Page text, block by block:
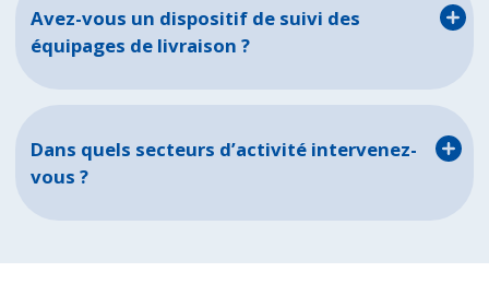
Avez-vous un dispositif de suivi des
équipages de livraison ?
Dans quels secteurs d’activité intervenez-
vous ?